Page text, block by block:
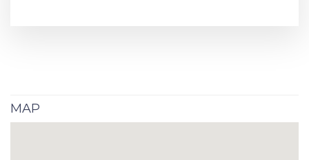
MAP